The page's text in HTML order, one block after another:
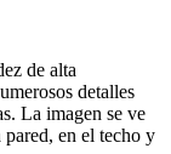
de alta
detalles
La imagen se ve
en el techo y